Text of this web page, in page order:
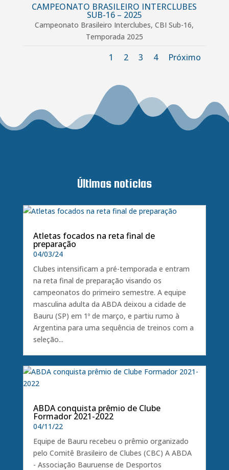
CAMPEONATO BRASILEIRO INTERCLUBES
SUB-16 – 2025
Campeonato Brasileiro Interclubes,CBI Sub-16,
Temporada 2025
1 2 3 4 Próximo
Últimas notícias
Atletas focados na reta final de
preparação
04/03/24
Clubes intensificam a pré-temporada e entram
na reta final de preparação visando os
campeonatos do primeiro semestre. A equipe
masculina adulta da ABDA deixou a cidade de
Bauru (SP) em 1º de março, e partiu rumo à
Argentina para uma sequência de treinos com a
seleção...
ABDA conquista prêmio de Clube
Formador 2021-2022
04/11/22
Equipe de Bauru recebeu o prêmio organizado
pelo Comitê Brasileiro de Clubes (CBC) A ABDA
- Associação Bauruense de Desportos